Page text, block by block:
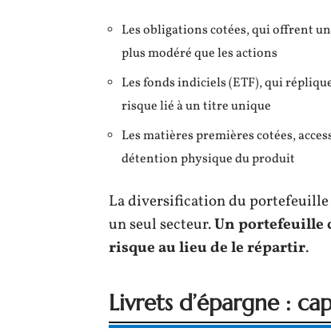
Les obligations cotées, qui offrent
plus modéré que les actions
Les fonds indiciels (ETF), qui
risque lié à un titre unique
Les matières premières cotées,
détention physique du produit
La diversification du
un seul secteur.Un portefeuille
risque au lieu de le répartir.
Livrets d’épargne :